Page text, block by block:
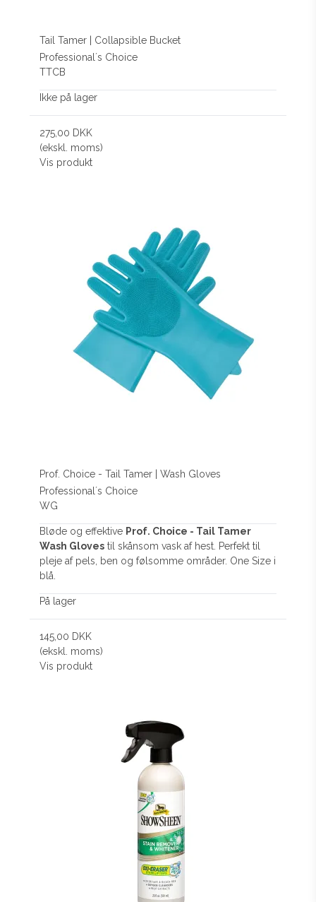
Tail Tamer | Collapsible Bucket
Professional´s Choice
TTCB
Ikke på lager
275,00 DKK
(ekskl. moms)
Vis produkt
Prof. Choice - Tail Tamer | Wash Gloves
Professional´s Choice
WG
Bløde og effektive Prof. Choice - Tail Tamer
Wash Gloves til skånsom vask af hest. Perfekt til
pleje af pels, ben og følsomme områder. One Size i
blå.
På lager
145,00 DKK
(ekskl. moms)
Vis produkt